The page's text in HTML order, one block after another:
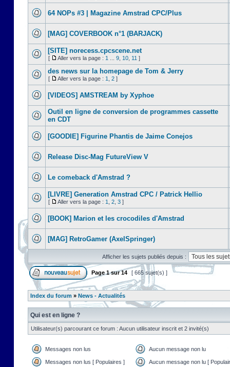
64 NOPs #3 | Magazine Amstrad CPC/Plus
[MAG] COVERBOOK n°1 (BARJACK)
[SITE] norecess.cpcscene.net
[ Aller vers la page : 1 9 10 11 ]
des news sur la homepage de Tom & Jerry
[ Aller vers la page : 1 2 ]
[VIDEOS] AMSTREAM by Xyphoe
Outil en ligne de conversion de programmes cassette
en CDT
[GOODIE] Figurine Phantis de Jaime Conejos
Release Disc-Mag FutureView V
Le comeback d'Amstrad ?
[LIVRE] Generation Amstrad CPC / Patrick Hellio
[ Aller vers la page : 1 2 3 ]
[BOOK] Marion et les crocodiles d'Amstrad
[MAG] RetroGamer (AxelSpringer)
Afficher les sujets publiés depuis :
Page1sur14 [ 665 sujet(s) ]
Index du forum » News - Actualités
Qui est en ligne ?
Utilisateur(s) parcourant ce forum : Aucun utilisateur inscrit et 2 invité(s)
Messages non lus Aucun message non lu
Messages non lus [ Populaires ] Aucun message non lu [